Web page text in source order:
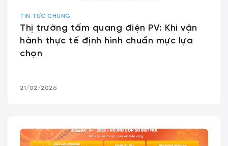
TIN TỨC CHUNG
Thị trường tấm quang điện PV: Khi vận
hành thực tế định hình chuẩn mực lựa
chọn
21/02/2026